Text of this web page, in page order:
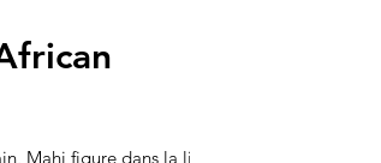
Mahi figure dans la liste